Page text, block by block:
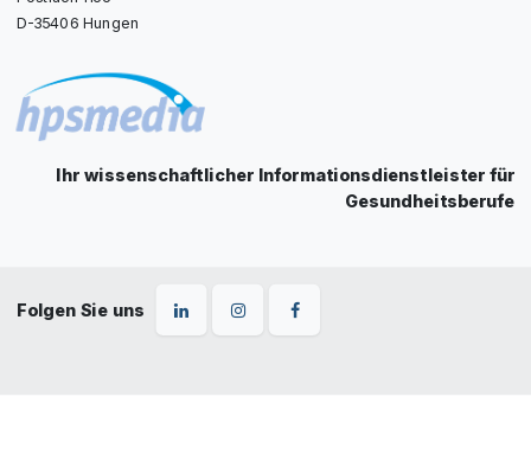
D-35406 Hungen
Ihr wissenschaftlicher Informationsdienstleister für
Gesundheitsberufe
Folgen Sie uns